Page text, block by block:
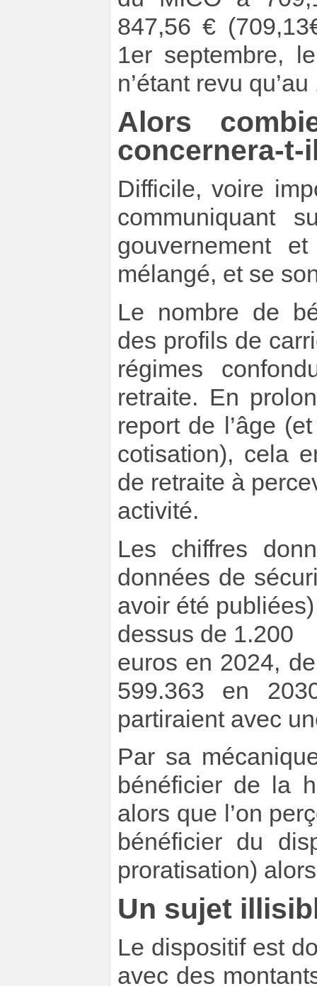
847,56 €
1er septembre,
n’étant revu
Alors
concernera-t-
Difficile, voire
communiquant
gouvernement
mélangé, et se
Le nombre de
des profils de
régimes
retraite. En
report de l’âge
cotisation), cela
de retraite à
activité.
Les chiffres
données de
avoir été
dessus de 1.200
euros en 2024,
599.363 en
partiraient avec
Par sa
bénéficier de la
alors que l’on
bénéficier du
proratisation)
Un sujet
Le dispositif est
avec des